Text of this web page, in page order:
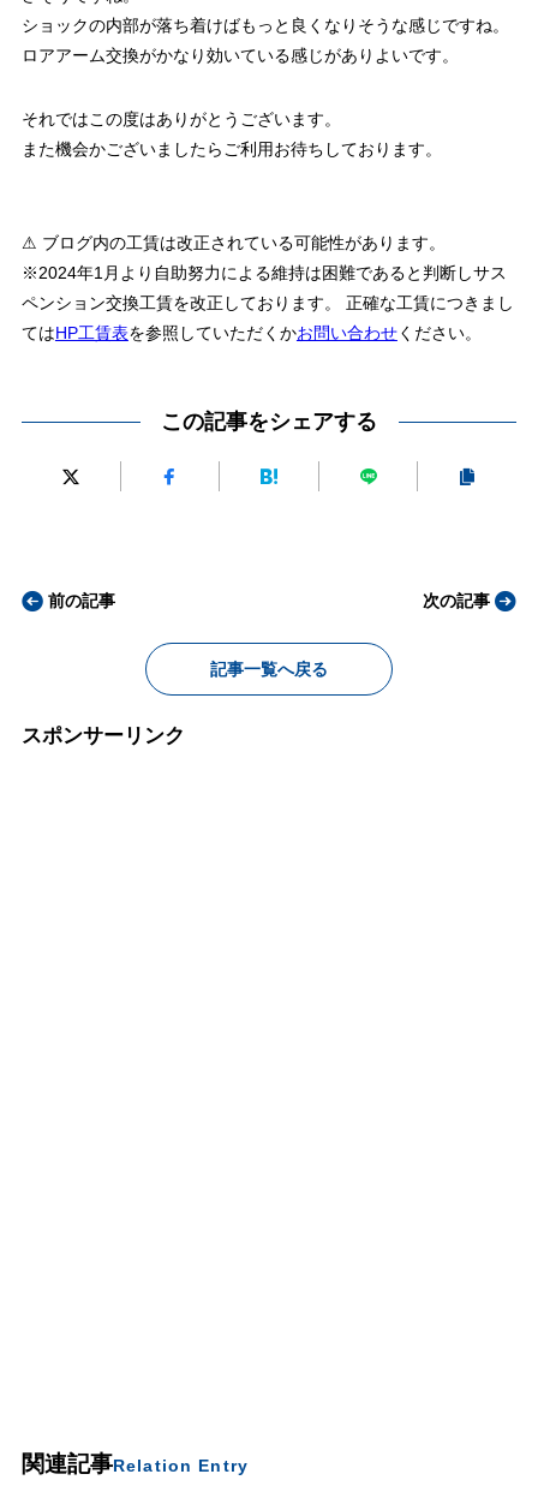
ショックの内部が落ち着けばもっと良くなりそうな感じですね。
ロアアーム交換がかなり効いている感じがありよいです。
それではこの度はありがとうございます。
また機会かございましたらご利用お待ちしております。
⚠ ブログ内の工賃は改正されている可能性があります。
※2024年1月より自助努力による維持は困難であると判断しサス
ペンション交換工賃を改正しております。 正確な工賃につきまし
てはHP工賃表を参照していただくかお問い合わせください。
この記事をシェアする
前の記事
記事一覧へ戻る
次の記事
スポンサーリンク
関連記事Relation Entry